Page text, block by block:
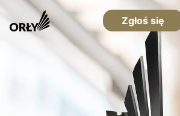
Zgłoś się